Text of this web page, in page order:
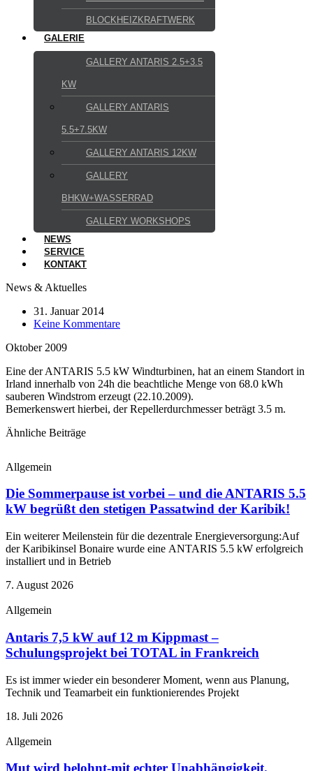
BLOCKHEIZKRAFTWERK
GALERIE
GALLERY ANTARIS 2.5+3.5
KW
GALLERY ANTARIS
5.5+7.5KW
GALLERY ANTARIS 12KW
GALLERY
BHKW+WASSERRAD
GALLERY WORKSHOPS
NEWS
SERVICE
KONTAKT
News & Aktuelles
31. Januar 2014
Keine Kommentare
Oktober 2009
Eine der ANTARIS 5.5 kW Windturbinen, hat an einem Standort in
Irland innerhalb von 24h die beachtliche Menge von 68.0 kWh
sauberen Windstrom erzeugt (22.10.2009).
Bemerkenswert hierbei, der Repellerdurchmesser beträgt 3.5 m.
Ähnliche Beiträge
Allgemein
Die Sommerpause ist vorbei – und die ANTARIS 5.5
kW begrüßt den stetigen Passatwind der Karibik!
Ein weiterer Meilenstein für die dezentrale Energieversorgung:Auf
der Karibikinsel Bonaire wurde eine ANTARIS 5.5 kW erfolgreich
installiert und in Betrieb
7. August 2026
Allgemein
Antaris 7,5 kW auf 12 m Kippmast –
Schulungsprojekt bei TOTAL in Frankreich
Es ist immer wieder ein besonderer Moment, wenn aus Planung,
Technik und Teamarbeit ein funktionierendes Projekt
18. Juli 2026
Allgemein